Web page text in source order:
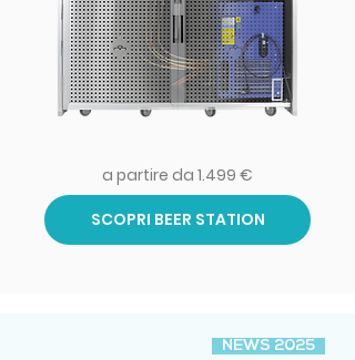
a partire da 1.499 €
SCOPRI BEER STATION
NEWS 2025